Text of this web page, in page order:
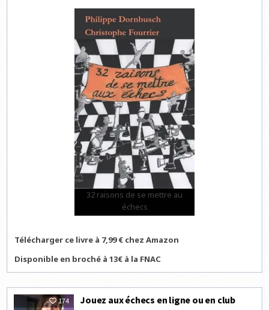
32 raisons de se mettre au
échecs
Télécharger ce livre à 7,99 € chez Amazon
Disponible en broché à 13€ à la FNAC
174 Jouez aux échecs en ligne ou en club